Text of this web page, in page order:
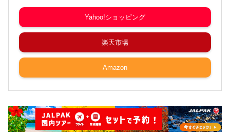
Yahoo!ショッピング
楽天市場
Amazon